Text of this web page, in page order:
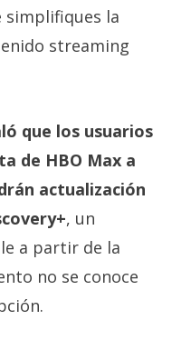
simplifiques la
streaming
que los usuarios
de HBO Max a
actualización
, un
a partir de la
no se conoce